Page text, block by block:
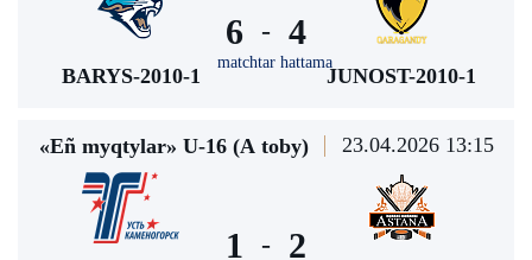
BARYS-2010-1
6 -
matchtar hattama
4
JUNOST-2010-1
«Eñ myqtylar» U-16 (А toby) 23.04.2026 13:15
1 - 2